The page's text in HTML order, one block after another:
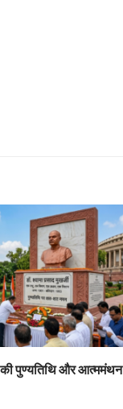
की पुण्यतिथि और आत्ममंथन